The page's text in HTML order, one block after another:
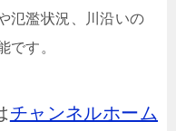
氾濫状況、川沿いの
です。
チャンネルホーム